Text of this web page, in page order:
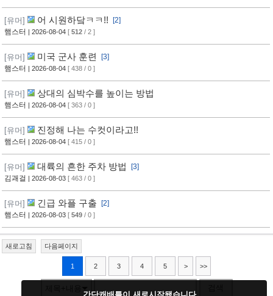
[유머] 어 시원하닼ㅋㅋ!!
[2]
햄스터 | 2026-08-04 [ 512 / 2 ]
[유머] 미국 군사 훈련
[3]
햄스터 | 2026-08-04 [ 438 / 0 ]
[유머] 상대의 심박수를 높이는 방법
햄스터 | 2026-08-04 [ 363 / 0 ]
[유머] 진정해 나는 수컷이라고!!
햄스터 | 2026-08-04 [ 415 / 0 ]
[유머] 대륙의 흔한 주차 방법
[3]
김괘걸 | 2026-08-03 [ 463 / 0 ]
[유머] 긴급 와플 구출
[2]
햄스터 | 2026-08-03 [ 549 / 0 ]
새로고침 다음페이지
1 2 3 4 5 > >>